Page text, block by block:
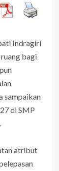
Indragiri
bagi
sampaikan
di SMP
atribut